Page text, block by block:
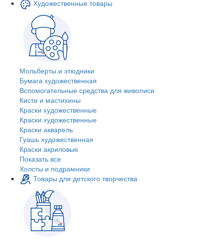
Художественные товары
Мольберты и этюдники
Бумага художественная
Вспомогательные средства для живописи
Кисти и мастихины
Краски художественные
Краски художественные
Краски акварель
Гуашь художественная
Краски акриловые
Показать все
Холсты и подрамники
Товары для детского творчества